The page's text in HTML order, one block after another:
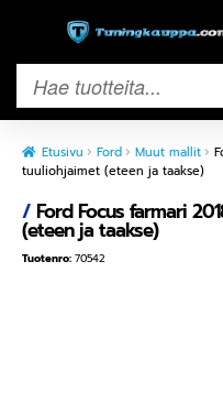
Etusivu Ford Muut mallit
tuuliohjaimet (eteen ja taakse)
/Ford Focus farmari
(eteen ja taakse)
Tuotenro: 70542